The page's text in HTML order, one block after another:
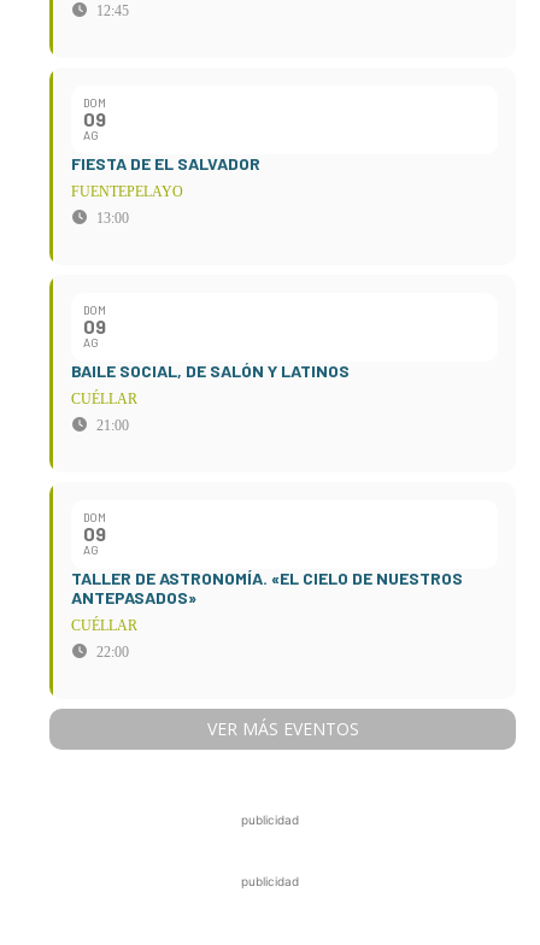
12:45
DOM
09
AG
FIESTA DE EL SALVADOR
FUENTEPELAYO
13:00
DOM
09
AG
BAILE SOCIAL, DE SALÓN Y LATINOS
CUÉLLAR
21:00
DOM
09
AG
TALLER DE ASTRONOMÍA. «EL CIELO DE NUESTROS
ANTEPASADOS»
CUÉLLAR
22:00
VER MÁS EVENTOS
publicidad
publicidad